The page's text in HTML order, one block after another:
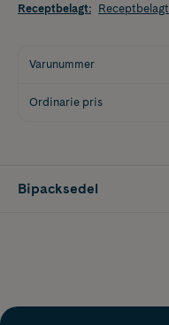
Receptbelagt: Receptbelagt
Varunummer
Ordinarie pris
Bipacksedel